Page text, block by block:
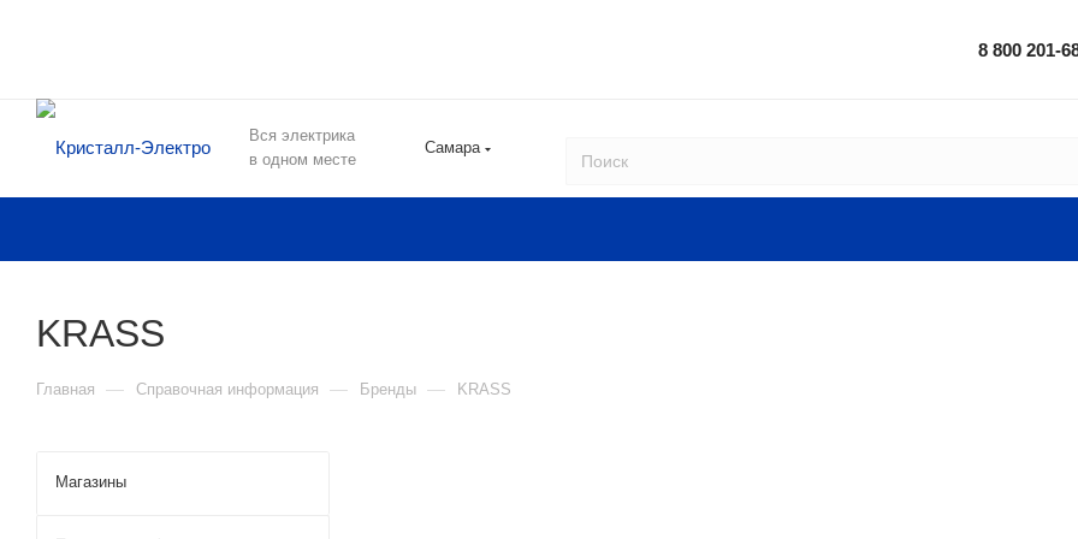
8 800 201-
Вся электрика
в одном месте
Самара
KRASS
Главная — Справочная информация — Бренды — KRASS
Магазины